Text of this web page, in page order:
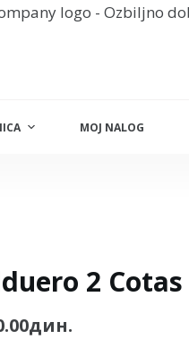
MOJ NALOG
2 Cotas
дин.